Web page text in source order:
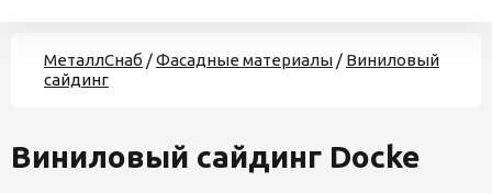
МеталлСнаб /Фасадные материалы / Виниловый
сайдинг
Виниловый сайдинг Docke